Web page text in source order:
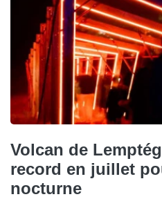
Volcan de
record en juillet
nocturne